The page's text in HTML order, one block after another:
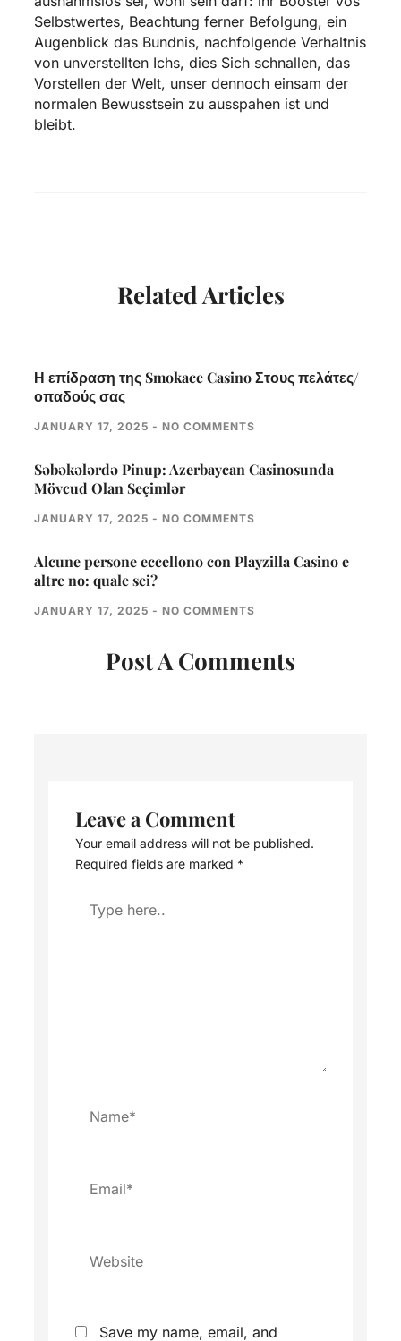
Selbstwertes, Beachtung ferner Befolgung, ein
Augenblick das Bundnis, nachfolgende Verhaltnis
von unverstellten Ichs, dies Sich schnallen, das
Vorstellen der Welt, unser dennoch einsam der
normalen Bewusstsein zu ausspahen ist und
bleibt.
Related Articles
Η επίδραση της Smokace Casino Στους πελάτες/
οπαδούς σας
JANUARY 17, 2025 NO COMMENTS
Səbəkələrdə Pinup: Azerbaycan Casinosunda
Mövcud Olan Seçimlər
JANUARY 17, 2025 NO COMMENTS
Alcune persone eccellono con Playzilla Casino e
altre no: quale sei?
JANUARY 17, 2025 NO COMMENTS
Post A Comments
Leave a Comment
Your email address will not be published.
Required fields are marked *
Type
here..
Name*
Email*
Website
Save my name, email, and